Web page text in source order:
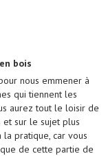
bois
nous emmener à
qui tiennent les
aurez tout le loisir de
sur le sujet plus
la pratique, car vous
de cette partie de